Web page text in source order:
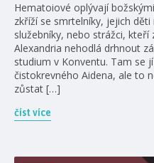
Hematoiové oplývají
zkříží se smrtelníky, jejich
služebníky, nebo strážci,
Alexandria nehodlá drhnout
studium v Konventu. Tam se
čistokrevného Aidena, ale to
zůstat […]
číst více